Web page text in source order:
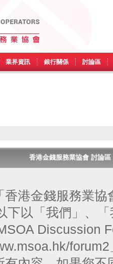
業界資訊 銀行關係 討論區
香港金錢服務業協會 討論
香港金錢服務業
下以「我們」、
Discussion